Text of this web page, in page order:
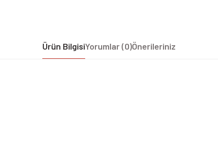
Ürün BilgisiYorumlar (0)Önerileriniz